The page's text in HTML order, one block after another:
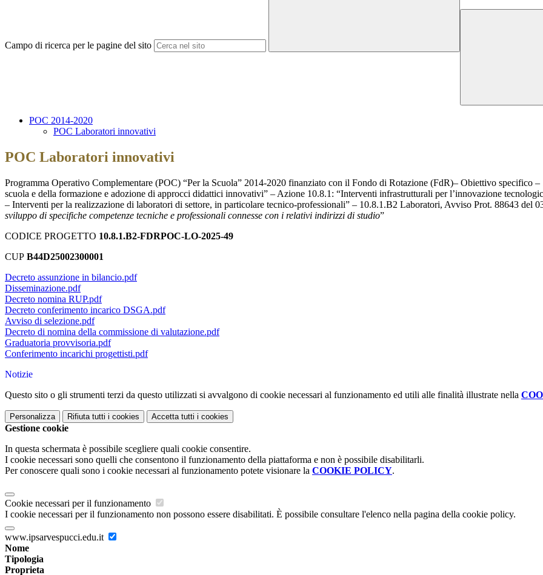
Campo di ricerca per le pagine del sito
POC 2014-2020
POC Laboratori innovativi
POC Laboratori innovativi
Programma Operativo Complementare (POC) “Per la Scuola” 2014-2020 finanziato con il Fondo di Rotazione (FdR)– Obiettivo specifico
scuola e della formazione e adozione di approcci didattici innovativi” – Azione 10.8.1: “Interventi infrastrutturali per l’innovazione
– Interventi per la realizzazione di laboratori di settore, in particolare tecnico-professionali” – 10.8.1.B2 Laboratori, Avviso Prot. 88643 del
sviluppo di specifiche competenze tecniche e professionali connesse con i relativi indirizzi di studio”
CODICE PROGETTO 10.8.1.B2-FDRPOC-LO-2025-49
CUP B44D25002300001
Decreto assunzione in bilancio.pdf
Disseminazione.pdf
Decreto nomina RUP.pdf
Decreto conferimento incarico DSGA.pdf
Avviso di selezione.pdf
Decreto di nomina della commissione di valutazione.pdf
Graduatoria provvisoria.pdf
Conferimento incarichi progettisti.pdf
Notizie
Questo sito o gli strumenti terzi da questo utilizzati si avvalgono di cookie necessari al funzionamento ed utili alle finalità illustrate nella
Personalizza Rifiuta tutti i cookies Accetta tutti i cookies
Gestione cookie
In questa schermata è possibile scegliere quali cookie consentire.
I cookie necessari sono quelli che consentono il funzionamento della piattaforma e non è possibile disabilitarli.
Per conoscere quali sono i cookie necessari al funzionamento potete visionare la COOKIE POLICY.
Cookie necessari per il funzionamento
I cookie necessari per il funzionamento non possono essere disabilitati. È possibile consultare l'elenco nella pagina della cookie policy.
www.ipsarvespucci.edu.it
Nome
Tipologia
Proprieta